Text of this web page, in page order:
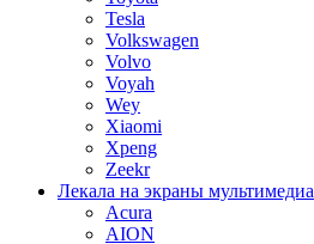
Tesla
Volkswagen
Volvo
Voyah
Wey
Xiaomi
Xpeng
Zeekr
Лекала на экраны мультимедиа
Acura
AION